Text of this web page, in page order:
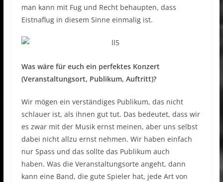
man kann mit Fug und Recht behaupten, dass
Eistnaflug in diesem Sinne einmalig ist.
Was wäre für euch ein perfektes Konzert
(Veranstaltungsort, Publikum, Auftritt)?
Wir mögen ein verständiges Publikum, das nicht
schlauer ist, als ihnen gut tut. Das bedeutet, dass wir
es zwar mit der Musik ernst meinen, aber uns selbst
dabei nicht allzu ernst nehmen. Wir haben einfach
nur Spass und das sollte das Publikum auch
haben. Was die Veranstaltungsorte angeht, dann
kann eine Band, die gute Spieler hat, jede Art von